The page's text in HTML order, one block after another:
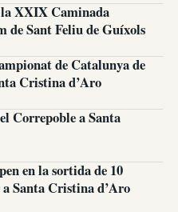
la XXIX Caminada
de Sant Feliu de Guíxols
de Catalunya de
Cristina d’Aro
Correpoble a Santa
en la sortida de 10
Santa Cristina d’Aro